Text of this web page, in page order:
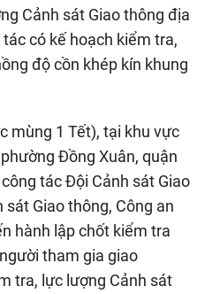
Cảnh sát Giao thông địa
có kế hoạch kiểm tra,
độ cồn khép kín khung
mùng 1 Tết), tại khu vực
Đồng Xuân, quận
tác Đội Cảnh sát Giao
sát Giao thông, Công an
hành lập chốt kiểm tra
tham gia giao
tra, lực lượng Cảnh sát